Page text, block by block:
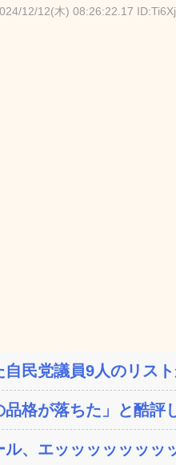
12/12(木) 08:26:22.17
民党議員9人のリス
品格が落ちた」と酷
ル、エッッッッッッッ